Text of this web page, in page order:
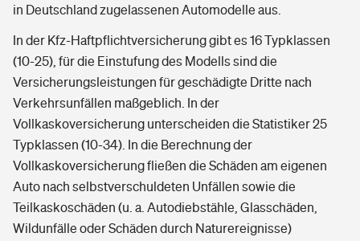
in Deutschland zugelassenen Automodelle aus.
In der Kfz-Haftpflichtversicherung gibt es 16 Typklassen
(10-25), für die Einstufung des Modells sind die
Versicherungsleistungen für geschädigte Dritte nach
Verkehrsunfällen maßgeblich. In der
Vollkaskoversicherung unterscheiden die Statistiker 25
Typklassen (10-34). In die Berechnung der
Vollkaskoversicherung fließen die Schäden am eigenen
Auto nach selbstverschuldeten Unfällen sowie die
Teilkaskoschäden (u. a. Autodiebstähle, Glasschäden,
Wildunfälle oder Schäden durch Naturereignisse)